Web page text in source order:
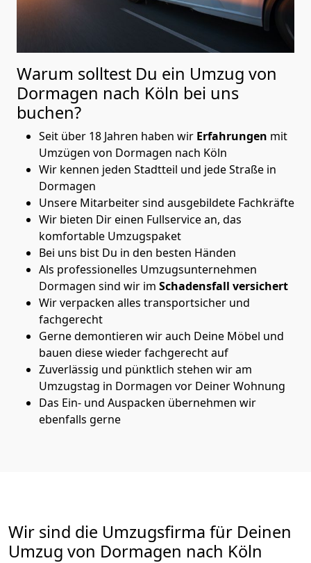
Warum solltest Du ein Umzug von
Dormagen nach Köln bei uns
buchen?
Seit über 18 Jahren haben wir Erfahrungen mit
Umzügen von Dormagen nach Köln
Wir kennen jeden Stadtteil und jede Straße in
Dormagen
Unsere Mitarbeiter sind ausgebildete Fachkräfte
Wir bieten Dir einen Fullservice an, das
komfortable Umzugspaket
Bei uns bist Du in den besten Händen
Als professionelles Umzugsunternehmen
Dormagen sind wir im Schadensfall versichert
Wir verpacken alles transportsicher und
fachgerecht
Gerne demontieren wir auch Deine Möbel und
bauen diese wieder fachgerecht auf
Zuverlässig und pünktlich stehen wir am
Umzugstag in Dormagen vor Deiner Wohnung
Das Ein- und Auspacken übernehmen wir
ebenfalls gerne
Wir sind die Umzugsfirma für Deinen
Umzug von Dormagen nach Köln